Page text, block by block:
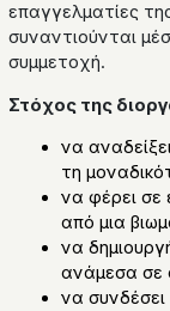
επαγγελματίες
συναντιούνται
συμμετοχή.
Στόχος της
να
τη
να φέρει
από μια
να
ανάμεσα σε
να συνδέσει